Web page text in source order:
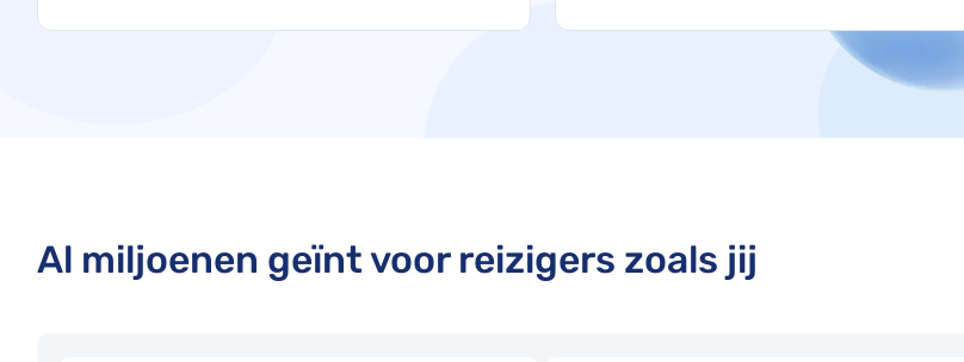
Al miljoenen geïnt voor reizigers zoals jij